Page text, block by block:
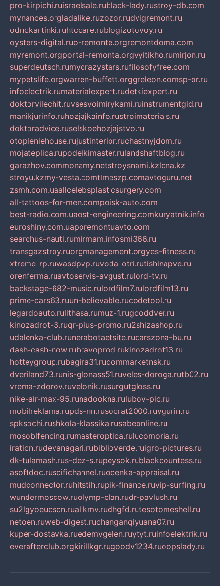
pro-kirpichi.ruisraelsale.rublack-lady.rustroy-db.com
mynances.orgladalike.ruzozor.rudvigremont.ru
odnokartinki.ruhtccare.rublogizotovoy.ru
oysters-digital.ruo-remonte.orgremontdoma.com
myremont.orgportal-remonta.orgvyitikho.rumirjon.ru
superdeutsch.rumycrazystars.rufilosofyfree.com
mypetslife.orgwarren-buffett.orggreleon.comsp-or.ru
infoelectrik.rumaterialexpert.rudetkiexpert.ru
doktorvilechit.ruvsesvoimirykami.ruinstrumentgid.ru
manikjurinfo.ruhozjajkainfo.rustroimaterials.ru
doktoradvice.ruselskoehozjajstvo.ru
otopleniehouse.rujustinterior.ruchastnyjdom.ru
mojateplica.rupodelkimaster.rulandshaftblog.ru
garazhov.commonamy.netstroysnami.kzlcna.kz
stroyu.kzmy-vesta.comtimeszp.comavtoguru.net
zsmh.com.uaallcelebsplasticsurgery.com
all-tattoos-for-men.compoisk-auto.com
best-radio.com.uaost-engineering.comkuryatnik.info
euroshiny.com.uaporemontuavto.com
searchus-nauti.rumirmam.infosmi366.ru
transgazstroy.ruorgmanagement.orgyes-fitness.ru
xtreme-rp.ruwasdpvp.ruvoda-otri.rutishinapve.ru
orenferma.ruavtoservis-avgust.rulord-tv.ru
backstage-682-music.rulordfilm7.rulordfilm13.ru
prime-cars63.ruun-believable.rucodetool.ru
legardoauto.rulithasa.rumuz-1.rugooddver.ru
kinozadrot-3.ruqr-plus-promo.ru2shizashop.ru
udalenka-club.runerabotaetsite.rucarszona-bu.ru
dash-cash-now.rubravoprod.rukinozadrot13.ru
hotteygroup.rubagira31.rudommarketnsk.ru
dveriland73.runis-glonass51.ruveles-doroga.rutb02.ru
vrema-zdorov.ruvelonik.rusurgutgloss.ru
nike-air-max-95.runadookna.rulubov-pic.ru
mobilreklama.rupds-nn.rusocrat2000.ruvgurin.ru
spksochi.rushkola-klassika.rusabeonline.ru
mosoblfencing.rumasteroptica.rulucomoria.ru
iration.rudevanagari.rubiblioverde.ruigro-pictures.ru
dk-tulamash.rus-dez-s.rupeysok.rublackcountess.ru
asoftdoc.ruscifichannel.ruocenka-appraisal.ru
mudconnector.ruhitstih.rupik-finance.ruvip-surfing.ru
wundermoscow.ruolymp-clan.rudr-pavlush.ru
su2lgyoeucscn.ruallkmv.rudhgfd.rutesotomeshell.ru
netoen.ruweb-digest.ruchanganqiyuana07.ru
kuper-dostavka.ruedemvgelen.ruytyt.ruinfoelektrik.ru
everafterclub.orgkirillkgr.rugoodv1234.ruoopslady.ru